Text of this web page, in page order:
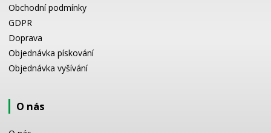
Obchodní podmínky
GDPR
Doprava
Objednávka pískování
Objednávka vyšívání
O nás